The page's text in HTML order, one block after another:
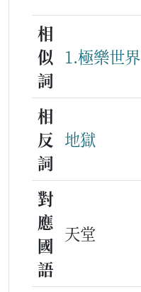
相
似
詞
1.極樂世界
相
反
詞
地獄
對
應
國
語
天堂